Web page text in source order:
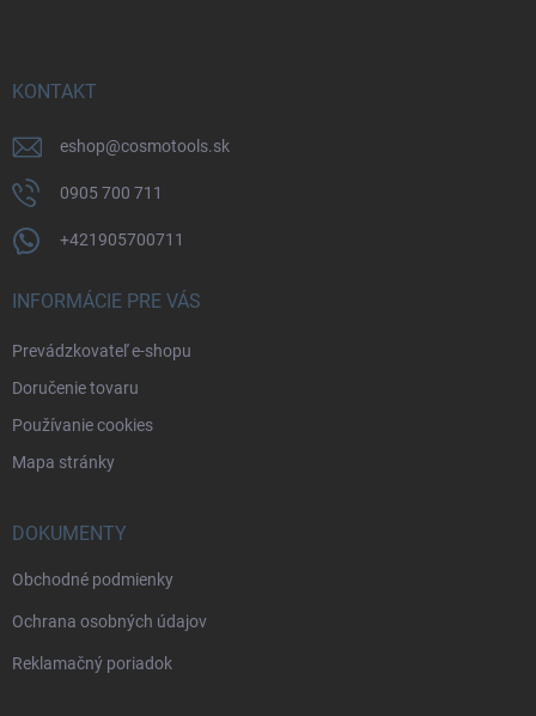
KONTAKT
eshop@cosmotools.sk
0905 700 711
+421905700711
INFORMÁCIE PRE VÁS
Prevádzkovateľ e-shopu
Doručenie tovaru
Používanie cookies
Mapa stránky
DOKUMENTY
Obchodné podmienky
Ochrana osobných údajov
Reklamačný poriadok